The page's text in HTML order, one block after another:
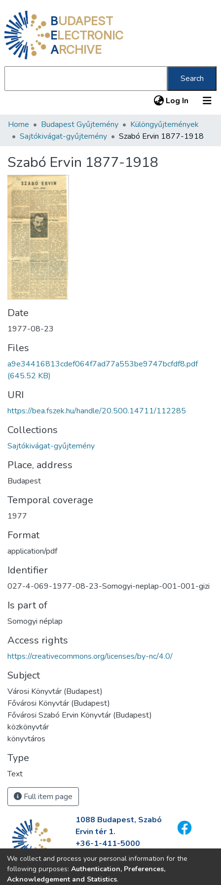
BUDAPEST
ELECTRONIC
ARCHIVE
Search
Log In (current)
Communities & Collections
Statistics
About us
Home Budapest Gyűjtemény
Különgyűjtemények
Sajtókivágat-gyűjtemény
Szabó Ervin 1877-1918
Szabó Ervin 1877-1918
Date
1977-08-23
Files
a9e34416813cdef064f7ad77a553be9747bcfdf8.pdf
(645.52 KB)
URI
https://bea.fszek.hu/handle/20.500.14711/112285
Collections
Sajtókivágat-gyűjtemény
Place, address
Budapest
Temporal coverage
1977
Format
application/pdf
Identifier
027-4-069-1977-08-23-Somogyi-neplap-001-001-gizi
Is part of
Somogyi néplap
Access rights
https://creativecommons.org/licenses/by-nc/4.0/
Subject
Városi Könyvtár (Budapest)
Fővárosi Könyvtár (Budapest)
Fővárosi Szabó Ervin Könyvtár (Budapest)
közkönyvtár
könyvtáros
Type
Text
Full item page
1088 Budapest, Szabó
Ervin tér 1.
+36-1-411-5000
info@fszek.hu
https://fszek.hu
We collect and process your personal information for the
following purposes: Authentication, Preferences,
Acknowledgement and Statistics.